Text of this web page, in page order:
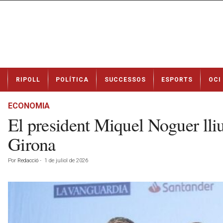
t
RIPOLL POLÍTICA SUCCESSOS ESPORTS OCI
ECONOMIA
El president Miquel Noguer
Girona
Por Redacció - 1 de juliol de 2026